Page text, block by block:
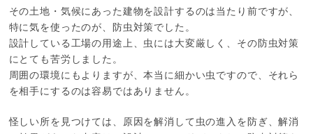
その土地・気候にあった建物を設計するのは当たり前ですが、
特に気を使ったのが、防虫対策でした。
設計している工場の用途上、虫には大変厳しく、その防虫対策
にとても苦労しました。
周囲の環境にもよりますが、本当に細かい虫ですので、それら
を相手にするのは容易ではありません。
怪しい所を見つけては、原因を解消して虫の進入を防ぎ、解消